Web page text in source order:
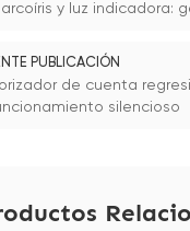
y luz indicadora:
PUBLICACIÓN
de cuenta
silencioso